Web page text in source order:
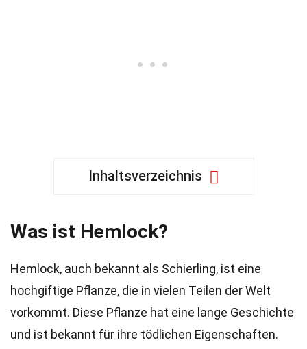
Inhaltsverzeichnis
Was ist Hemlock?
Hemlock, auch bekannt als Schierling, ist eine
hochgiftige Pflanze, die in vielen Teilen der Welt
vorkommt. Diese Pflanze hat eine lange Geschichte
und ist bekannt für ihre tödlichen Eigenschaften.